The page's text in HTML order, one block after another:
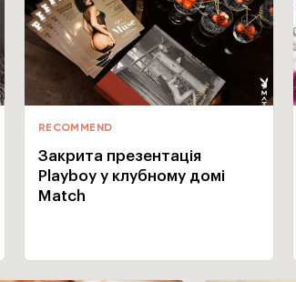
RECOMMEND
Закрита презентація
Playboy у клубному домі
Match